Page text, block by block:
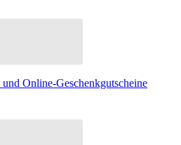
Online-Geschenkgutscheine